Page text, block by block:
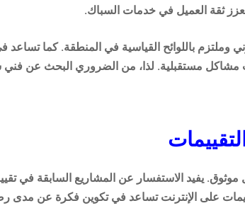
ثقة العميل في خدمات السباك.
وملتزم باللوائح القياسية في المنطقة. كما
مستقبلية. لذا، من الضروري البحث عن فني
يفيد الاستفسار عن المشاريع السابقة في
على الإنترنت تساعد في تكوين فكرة عن مدى